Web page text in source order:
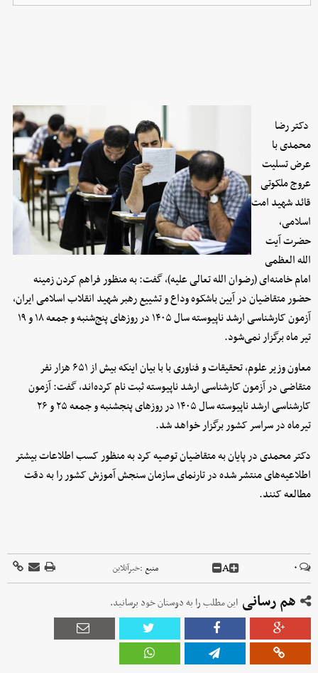
دکتر رضا
محمدی با
عرض تسلیت
عروج ملکوتی
قائد شهید امت
اسلامی،
حضرت آیت
الله العظمی
امام خامنه‌ای (رضوان الله تعالی علیه)، گفت: به منظور فراهم کردن زمینه
حضور متقاضیان در آیین باشکوه وداع و تشییع رهبر شهید انقلاب اسلامی ایران،
آزمون کارشناسی ارشد ناپیوسته سال ۱۴۰۵ در روزهای پنج‌شنبه و جمعه ۱۸ و ۱۹
تیر ماه برگزار نمی‌شود.
معاون وزیر علوم، تحقیقات و فناوری با با بیان اینکه بیش از ۶۵۱ هزار نفر
متقاضی در آزمون کارشناسی ارشد ناپیوسته ثبت نام کرده‌اند، گفت: آزمون
کارشناسی ارشد ناپیوسته سال ۱۴۰۵ در روزهای پنجشنبه و جمعه ۲۵ و ۲۶
تیرماه در سراسر کشور برگزار خواهد شد.
دکتر محمدی در پایان به متقاضیان توصیه کرد به منظور کسب اطلاعات بیشتر
اطلاعیه‌های منتشر شده در تارنمای سازمان سنجش آموزش کشور را به دقت
مطالعه کنند.
۰ A منبع :خبرآنلاین
هم رسانی این مطلب را به دوستان خود برسانید.